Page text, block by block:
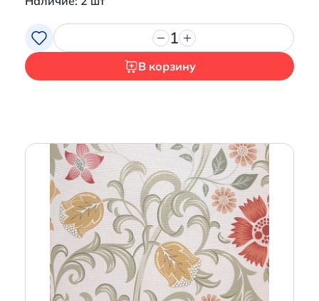
Итого:
0 р.
Продолжить покупки
1
В корзину